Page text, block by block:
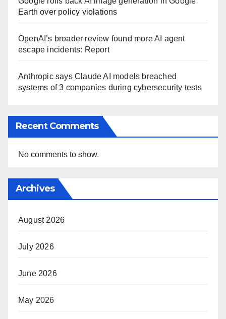
Earth over policy violations
OpenAI’s broader review found more AI agent
escape incidents: Report
Anthropic says Claude AI models breached
systems of 3 companies during cybersecurity tests
Recent Comments
No comments to show.
Archives
August 2026
July 2026
June 2026
May 2026